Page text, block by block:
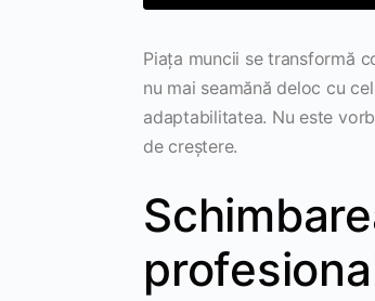
Piața muncii se transformă
nu mai seamănă deloc cu
adaptabilitatea. Nu este
de creștere.